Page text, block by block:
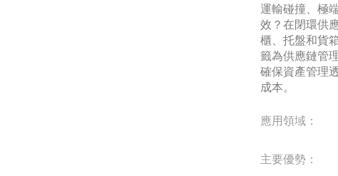
運輸碰撞、極
效？在閉環供
櫃、托盤和貨
籤為供應鏈管
確保資產管理
成本。
應用領域：
主要優勢：